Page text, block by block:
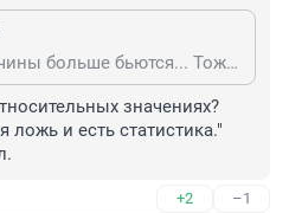
А по статистике мужчины больше бьются... Тоже своим бойфрендам небось пишут...
значениях?
ложь и есть статистика."
+2 –1